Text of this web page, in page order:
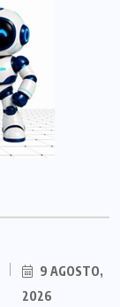
9 AGOSTO,
2026